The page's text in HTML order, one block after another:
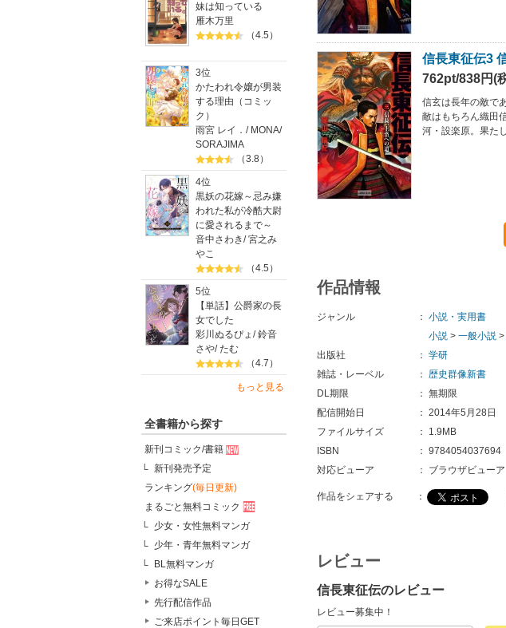
妹は知っている
雁木万里
（4.5）
3位
かたわれ令嬢が男装
する理由（コミッ
ク）
雨宮 レイ． / MONA/
SORAJIMA
（3.8）
4位
黒妖の花嫁～忌み嫌
われた私が冷酷大尉
に愛されるまで～
音中さわき/宮之み
やこ
（4.5）
5位
【単話】公爵家の長
女でした
彩川ぬるぴょ /鈴音
さや/たむ
（4.7）
もっと見る
全書籍から探す
新刊コミック/書籍
新刊発売予定
ランキング(毎日更新)
まるごと無料コミック
少女・女性無料マンガ
少年・青年無料マンガ
BL無料マンガ
お得なSALE
先行配信作品
ご来店ポイント毎日GET
信長東征伝3
762pt/838円(
信玄は長年の敵で
敵はもちろん織田
河・設楽原。果た
作品情報
ジャンル ： 小説・実用書
小説 > 一般小説 >
出版社
： 学研
雑誌・レーベル
： 歴史群像新書
DL期限
： 無期限
配信開始日
： 2014年5月28日
ファイルサイズ
：
1.9MB
ISBN
： 9784054037694
対応ビューア
： ブラウザビューア
作品をシェアする ：
レビュー
信長東征伝のレビュー
レビュー募集中！